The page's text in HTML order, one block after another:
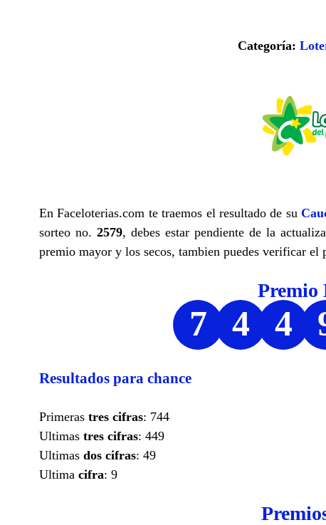
Categoría:
En Faceloterias.com te traemos el resultado de su
sorteo no. 2579, debes estar pendiente de la
premio mayor y los secos, tambien puedes verificar el
Premio
7 4 4
Resultados para chance
Primeras tres cifras: 744
Ultimas tres cifras: 449
Ultimas dos cifras: 49
Ultima cifra: 9